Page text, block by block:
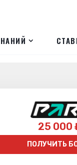
25 000
ПОЛУЧИТЬ